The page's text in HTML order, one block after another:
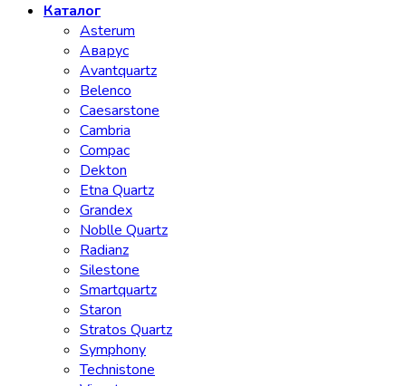
Каталог
Asterum
Аварус
Avantquartz
Belenco
Caesarstone
Cambria
Compac
Dekton
Etna Quartz
Grandex
Noblle Quartz
Radianz
Silestone
Smartquartz
Staron
Stratos Quartz
Symphony
Technistone